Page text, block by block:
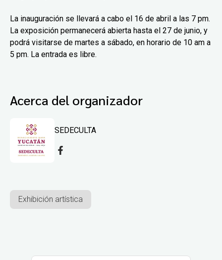
La inauguración se llevará a cabo el 16 de abril a las 7 pm.
La exposición permanecerá abierta hasta el 27 de junio, y
podrá visitarse de martes a sábado, en horario de 10 am a
5 pm. La entrada es libre.
Acerca del organizador
SEDECULTA
Exhibición artística